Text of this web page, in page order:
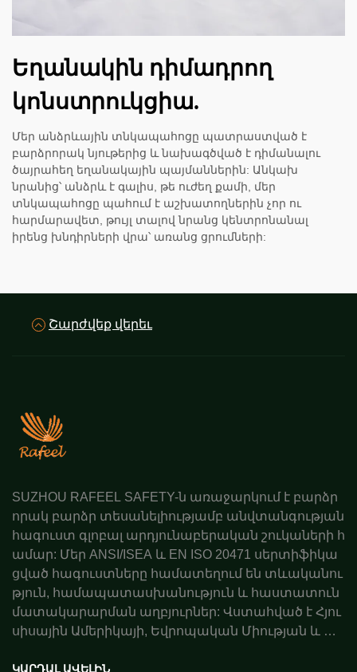
Եղանակին դիմադրող
կոնստրուկցիա.
Մեր անձրևային տնկապահոցը պատրաստված է
բարձրորակ նյութերից և նախագծված է դիմանալու
ծայրահեղ եղանակային պայմաններին: Անկախ
նրանից՝ անձրև է գալիս, թե ուժեղ քամի, մեր
տնկապահոցը պահում է աշխատողներին չոր ու
հարմարավետ, թույլ տալով նրանց կենտրոնանալ
իրենց խնդիրների վրա՝ առանց ցրումների:
Շարժվեք վերեւ
SUZHOU RAFEEL SAFETY-ն առաջարկում է բարձր
որակ բարձր տեսանելիությամբ անվտանգության
հագուստ գլոբալ արդյունաբերական շուկաների հ
ամար: Մեր ANSI/ISEA և EN ISO 20471 սերտիֆիկա
ցված հագուստները համատեղում են տևականու
թյուն, համապատասխանություն և հաստատուն
մատակարարման աղբյուրներ: Վստահված է Հյու
սիսային Ամերիկայի, Եվրոպական Միության և Ավ
ռաջարկ այսօր:
ԿԱՐԴԱԼ ԱՎԵԼԻՆ